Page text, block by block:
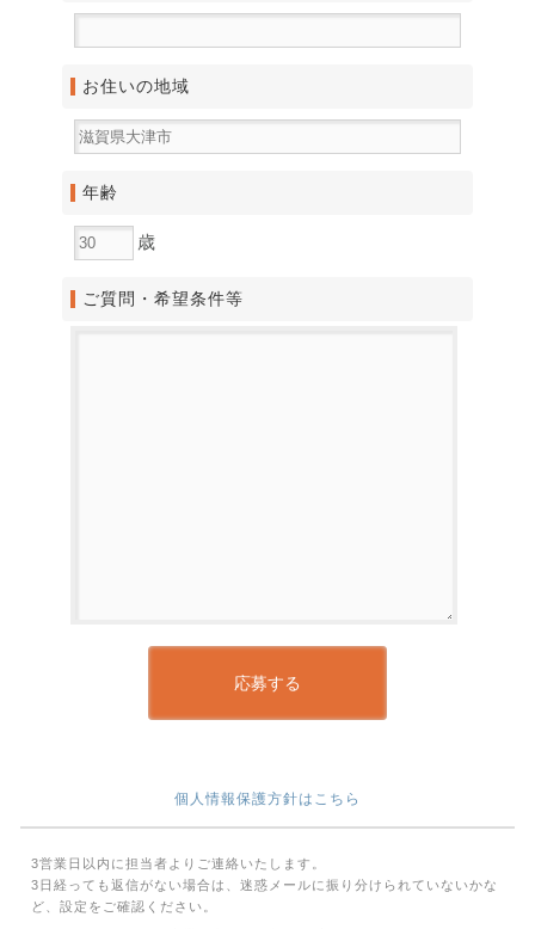
お住いの地域
年齢
歳
ご質問・希望条件等
個人情報保護方針はこちら
3営業日以内に担当者よりご連絡いたします。
3日経っても返信がない場合は、迷惑メールに振り分けられていないかな
ど、設定をご確認ください。